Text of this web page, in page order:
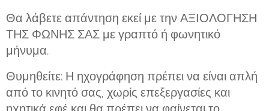
Θα λάβετε απάντηση εκεί με την ΑΞΙΟΛΟΓΗΣΗ
ΤΗΣ ΦΩΝΗΣ ΣΑΣ με γραπτό ή φωνητικό
μήνυμα.
Θυμηθείτε: Η ηχογράφηση πρέπει να είναι απλή
από το κινητό σας, χωρίς επεξεργασίες και